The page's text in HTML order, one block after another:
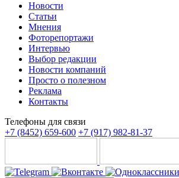
Новости
Статьи
Мнения
Фоторепортажи
Интервью
Выбор редакции
Новости компаний
Просто о полезном
Реклама
Контакты
Телефоны для связи
+7 (8452) 659-600 +7 (917) 982-81-37